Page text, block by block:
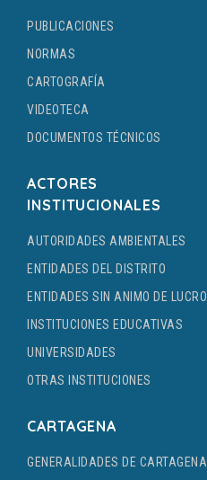
PUBLICACIONES
NORMAS
CARTOGRAFÍA
VIDEOTECA
DOCUMENTOS TÉCNICOS
ACTORES
INSTITUCIONALES
AUTORIDADES AMBIENTALES
ENTIDADES DEL DISTRITO
ENTIDADES SIN ANIMO DE LUCRO
INSTITUCIONES EDUCATIVAS
UNIVERSIDADES
OTRAS INSTITUCIONES
CARTAGENA
GENERALIDADES DE CARTAGENA